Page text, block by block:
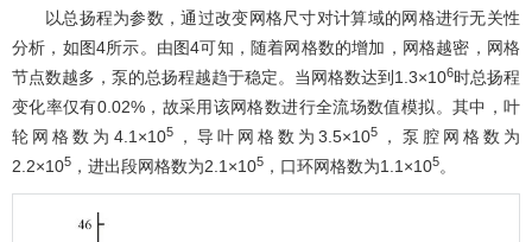
以总扬程为参数，通过改变网格尺寸对计算域的网格进行无关性
分析，如图4所示。由图4可知，随着网格数的增加，网格越密，网格
节点数越多，泵的总扬程越趋于稳定。当网格数达到1.3×106时总扬程
变化率仅有0.02%，故采用该网格数进行全流场数值模拟。其中，叶
轮网格数为4.1×105，导叶网格数为3.5×105
，泵腔网格数为
2.2×105 ，进出段网格数为2.1×105 ，口环网格数为1.1×105。